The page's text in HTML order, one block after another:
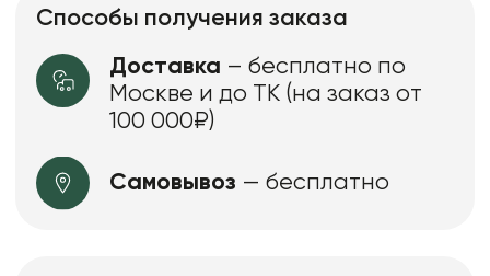
Способы получения заказа
Доставка – бесплатно по
Москве и до ТК (на заказ от
100 000₽)
Самовывоз — бесплатно